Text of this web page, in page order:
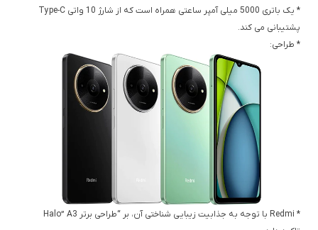
* یک باتری 5000 میلی آمپر ساعتی همراه است که از شارژ 10 واتی Type-C
پشتیبانی می کند.
* طراحی:
* Redmi با توجه به جذابیت زیبایی شناختی آن، بر “طراحی برتر Halo” A3